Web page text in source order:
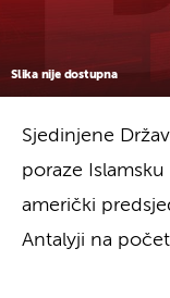
Slika nije dostupna
Sjedinjene
poraze
američki
Antalyji na